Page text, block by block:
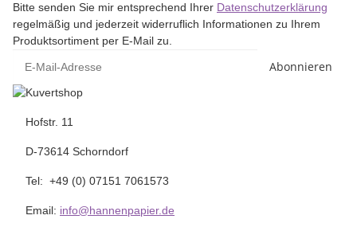
Bitte senden Sie mir entsprechend Ihrer Datenschutzerklärung
regelmäßig und jederzeit widerruflich Informationen zu Ihrem
Produktsortiment per E-Mail zu.
Abonnieren
Hofstr. 11
D-73614 Schorndorf
Tel: +49 (0) 07151 7061573
Email: info@hannenpapier.de